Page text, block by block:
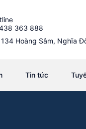
363 888
134 Hoàng Sâm, Nghĩa
Tin tức